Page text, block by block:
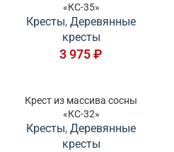
«КС-35»
Кресты, Деревянные
кресты
3 975₽
Крест из массива сосны
«КС-32»
Кресты, Деревянные
кресты